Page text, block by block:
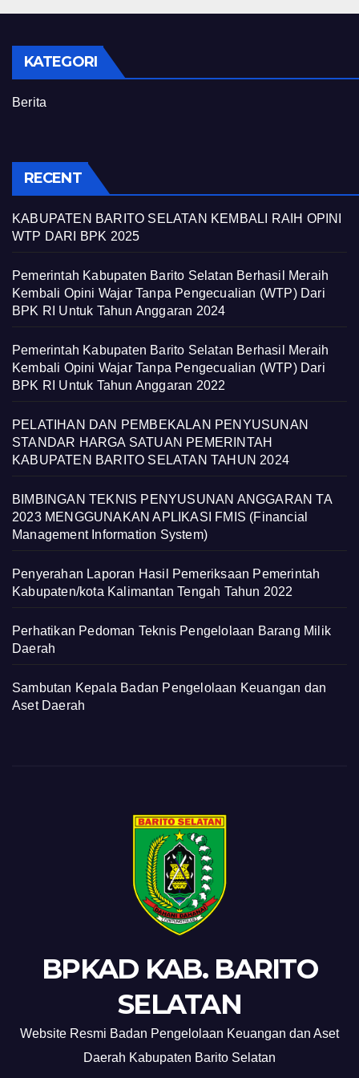
KATEGORI
Berita
RECENT
KABUPATEN BARITO SELATAN KEMBALI RAIH OPINI
WTP DARI BPK 2025
Pemerintah Kabupaten Barito Selatan Berhasil Meraih
Kembali Opini Wajar Tanpa Pengecualian (WTP) Dari
BPK RI Untuk Tahun Anggaran 2024
Pemerintah Kabupaten Barito Selatan Berhasil Meraih
Kembali Opini Wajar Tanpa Pengecualian (WTP) Dari
BPK RI Untuk Tahun Anggaran 2022
PELATIHAN DAN PEMBEKALAN PENYUSUNAN
STANDAR HARGA SATUAN PEMERINTAH
KABUPATEN BARITO SELATAN TAHUN 2024
BIMBINGAN TEKNIS PENYUSUNAN ANGGARAN TA
2023 MENGGUNAKAN APLIKASI FMIS (Financial
Management Information System)
Penyerahan Laporan Hasil Pemeriksaan Pemerintah
Kabupaten/kota Kalimantan Tengah Tahun 2022
Perhatikan Pedoman Teknis Pengelolaan Barang Milik
Daerah
Sambutan Kepala Badan Pengelolaan Keuangan dan
Aset Daerah
BPKAD KAB. BARITO
SELATAN
Website Resmi Badan Pengelolaan Keuangan dan Aset
Daerah Kabupaten Barito Selatan